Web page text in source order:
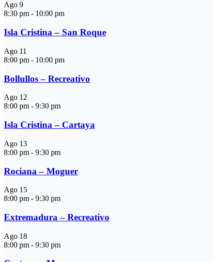
Ago 9
8:30 pm - 10:00 pm
Isla Cristina – San Roque
Ago 11
8:00 pm - 10:00 pm
Bollullos – Recreativo
Ago 12
8:00 pm - 9:30 pm
Isla Cristina – Cartaya
Ago 13
8:00 pm - 9:30 pm
Rociana – Moguer
Ago 15
8:00 pm - 9:30 pm
Extremadura – Recreativo
Ago 18
8:00 pm - 9:30 pm